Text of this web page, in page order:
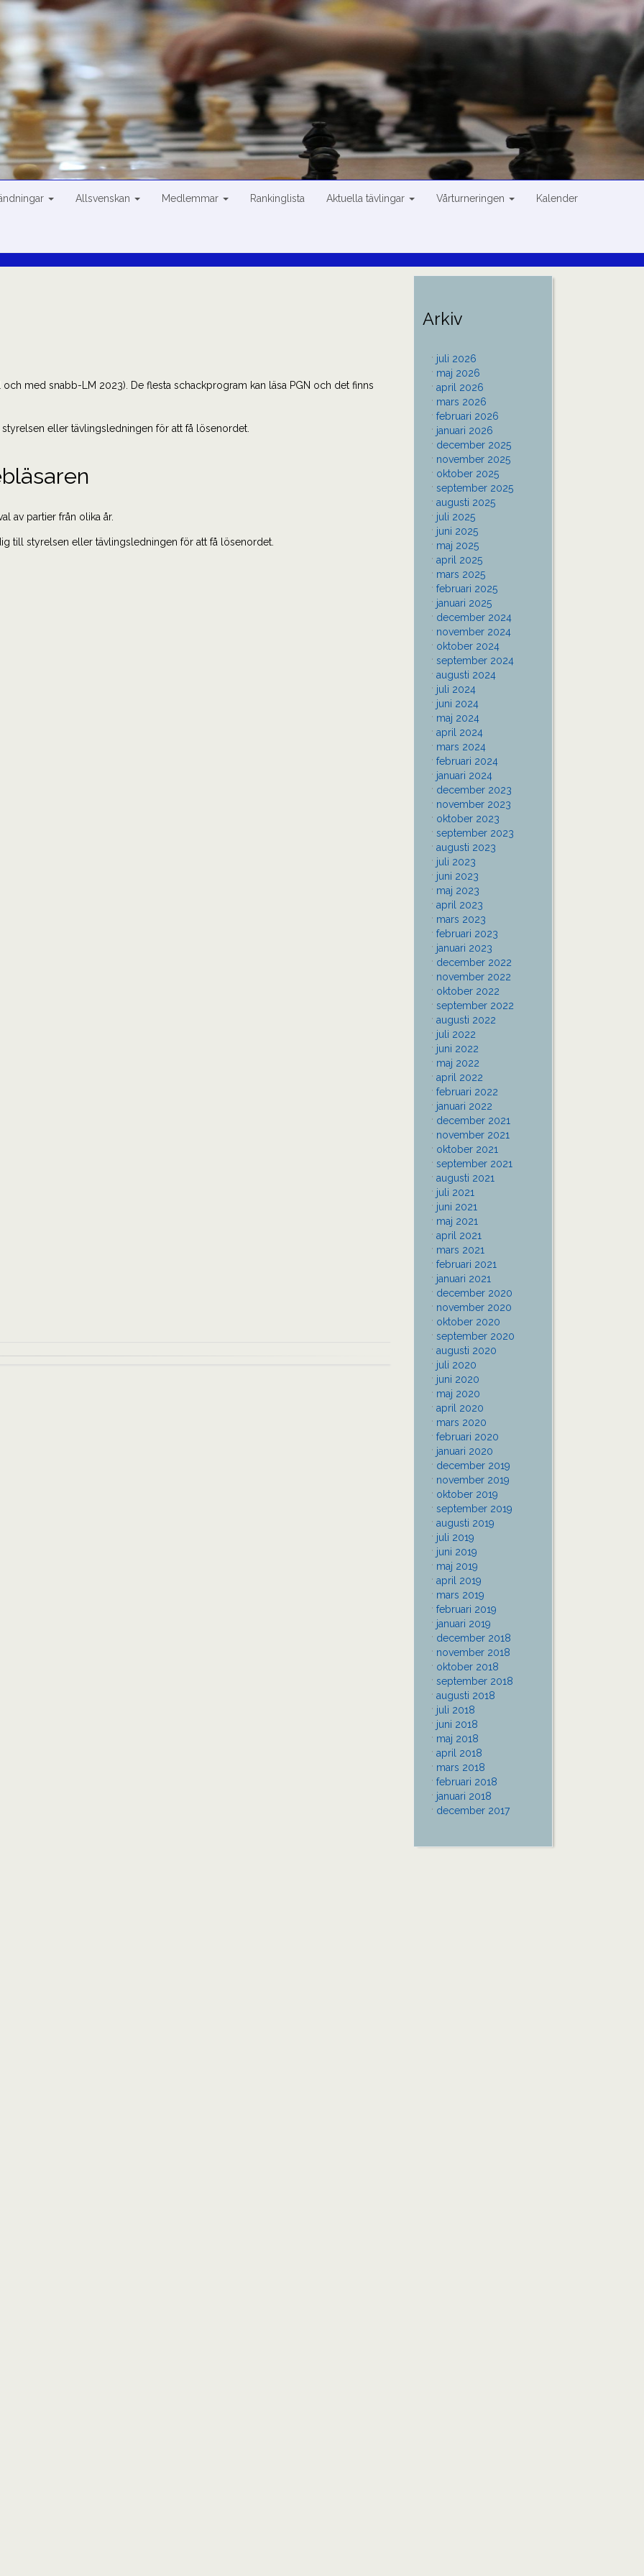
Allsvenskan Medlemmar Rankinglista Aktuella tävlingar Vårturneringen Kalender
med snabb-LM 2023). De flesta schackprogram kan läsa PGN och det finns
eller tävlingsledningen för att få lösenordet.
av partier från olika år.
till styrelsen eller tävlingsledningen för att få lösenordet.
Arkiv
juli 2026
maj 2026
april 2026
mars 2026
februari 2026
januari 2026
december 2025
november 2025
oktober 2025
september 2025
augusti 2025
juli 2025
juni 2025
maj 2025
april 2025
mars 2025
februari 2025
januari 2025
december 2024
november 2024
oktober 2024
september 2024
augusti 2024
juli 2024
juni 2024
maj 2024
april 2024
mars 2024
februari 2024
januari 2024
december 2023
november 2023
oktober 2023
september 2023
augusti 2023
juli 2023
juni 2023
maj 2023
april 2023
mars 2023
februari 2023
januari 2023
december 2022
november 2022
oktober 2022
september 2022
augusti 2022
juli 2022
juni 2022
maj 2022
april 2022
februari 2022
januari 2022
december 2021
november 2021
oktober 2021
september 2021
augusti 2021
juli 2021
juni 2021
maj 2021
april 2021
mars 2021
februari 2021
januari 2021
december 2020
november 2020
oktober 2020
september 2020
augusti 2020
juli 2020
juni 2020
maj 2020
april 2020
mars 2020
februari 2020
januari 2020
december 2019
november 2019
oktober 2019
september 2019
augusti 2019
juli 2019
juni 2019
maj 2019
april 2019
mars 2019
februari 2019
januari 2019
december 2018
november 2018
oktober 2018
september 2018
augusti 2018
juli 2018
juni 2018
maj 2018
april 2018
mars 2018
februari 2018
januari 2018
december 2017